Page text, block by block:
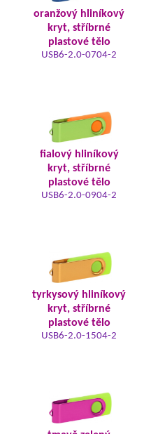
oranžový hliníkový
kryt, stříbrné
plastové tělo
USB6-2.0-0704-2
fialový hliníkový
kryt, stříbrné
plastové tělo
USB6-2.0-0904-2
tyrkysový hliníkový
kryt, stříbrné
plastové tělo
USB6-2.0-1504-2